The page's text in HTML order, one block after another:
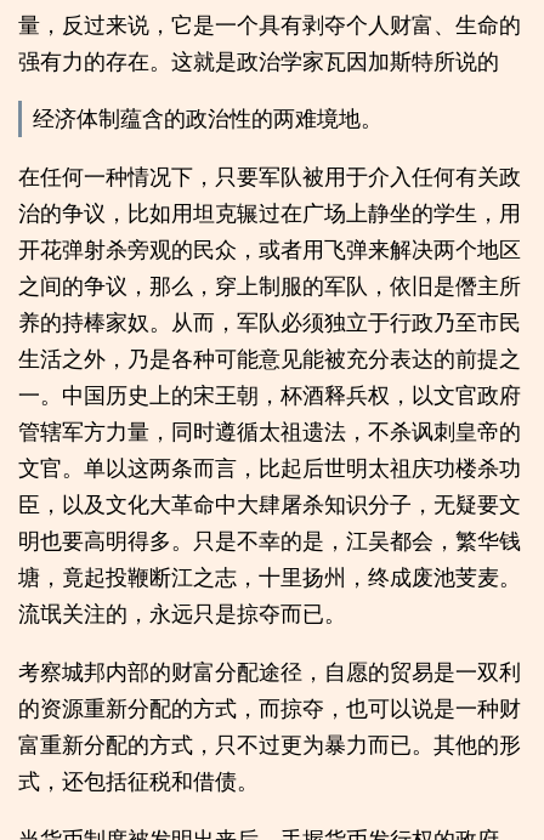
量，反过来说，它是一个具有剥夺个人财富、生命的
强有力的存在。这就是政治学家瓦因加斯特所说的
经济体制蕴含的政治性的两难境地。
在任何一种情况下，只要军队被用于介入任何有关政
治的争议，比如用坦克辗过在广场上静坐的学生，用
开花弹射杀旁观的民众，或者用飞弹来解决两个地区
之间的争议，那么，穿上制服的军队，依旧是僭主所
养的持棒家奴。从而，军队必须独立于行政乃至市民
生活之外，乃是各种可能意见能被充分表达的前提之
一。中国历史上的宋王朝，杯酒释兵权，以文官政府
管辖军方力量，同时遵循太祖遗法，不杀讽刺皇帝的
文官。单以这两条而言，比起后世明太祖庆功楼杀功
臣，以及文化大革命中大肆屠杀知识分子，无疑要文
明也要高明得多。只是不幸的是，江吴都会，繁华钱
塘，竟起投鞭断江之志，十里扬州，终成废池芰麦。
流氓关注的，永远只是掠夺而已。
考察城邦内部的财富分配途径，自愿的贸易是一双利
的资源重新分配的方式，而掠夺，也可以说是一种财
富重新分配的方式，只不过更为暴力而已。其他的形
式，还包括征税和借债。